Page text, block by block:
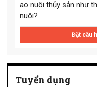
ao nuôi thủy sản như
nuôi?
Đặt câu
Tuyển dụng